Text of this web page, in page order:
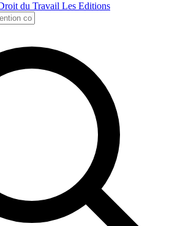
du Travail Les Editions